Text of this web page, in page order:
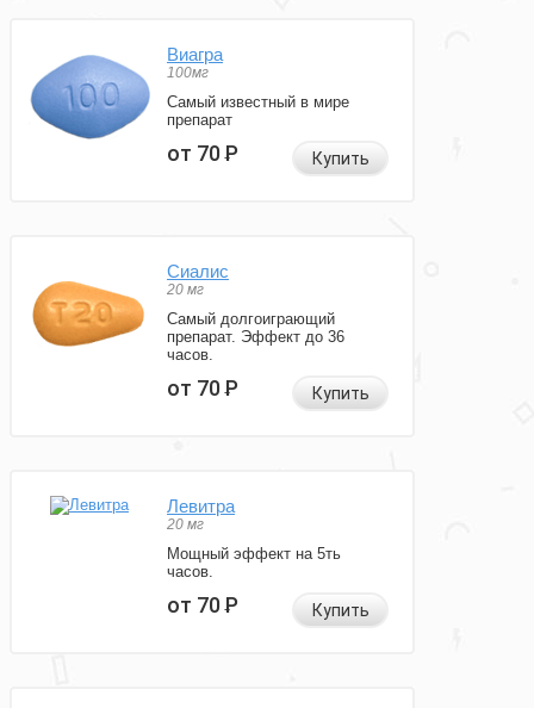
Виагра
100мг
Самый известный в мире
препарат
от 70Р Купить
Сиалис
20 мг
Самый долгоиграющий
препарат. Эффект до 36
часов.
от 70Р Купить
Левитра
20 мг
Мощный эффект на 5ть
часов.
от 70Р Купить